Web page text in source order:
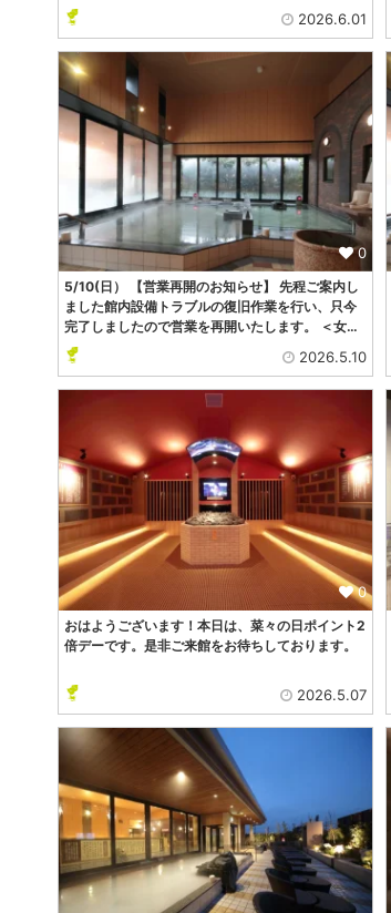
2026.6.01
0
5/10(日） 【営業再開のお知らせ】 先程ご案内し
ました館内設備トラブルの復旧作業を行い、只今
完了しましたので営業を再開いたします。 ＜女…
2026.5.10
0
おはようございます！本日は、菜々の日ポイント2
倍デーです。是非ご来館をお待ちしております。
2026.5.07